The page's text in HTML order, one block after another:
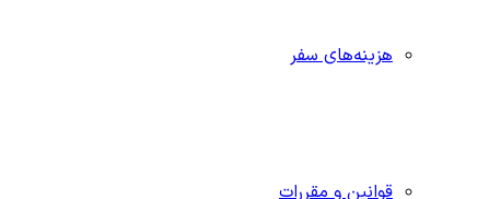
هزینه‌های سفر
قوانین و مقررات